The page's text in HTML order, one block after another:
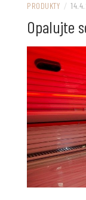
PRODUKTY /
Opalujte